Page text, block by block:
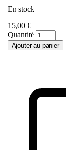
En stock
15,00 €
Quantité
Ajouter au panier